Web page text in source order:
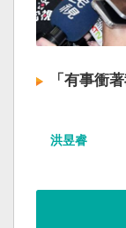
「有事衝
洪昱睿